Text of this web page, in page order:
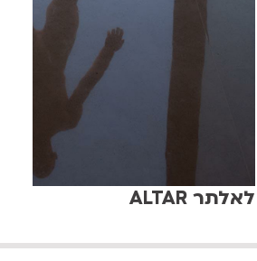
לאלתר ALTAR